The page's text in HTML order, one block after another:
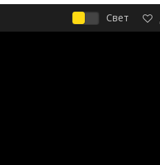
Свет